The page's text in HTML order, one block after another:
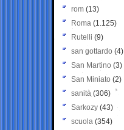
rom (13)
Roma (1.125)
Rutelli (9)
san gottardo (4)
San Martino (3)
San Miniato (2)
sanità (306)
Sarkozy (43)
scuola (354)